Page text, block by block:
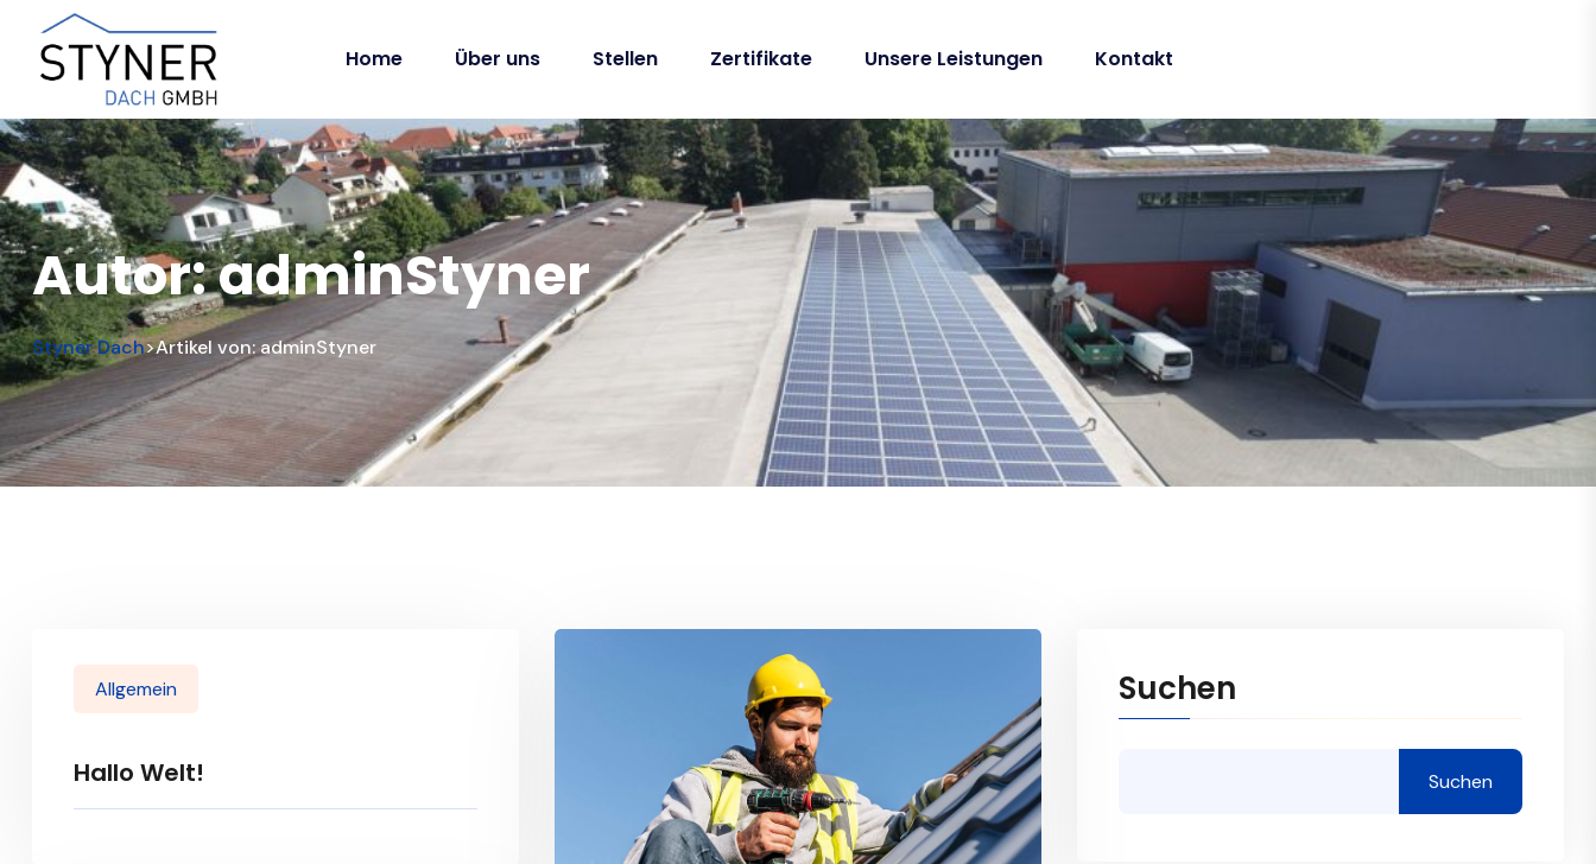
Home Über uns Stellen Zertifikate Unsere Leistungen Kontakt
Autor:adminStyner
Styner Dach>Artikel von: adminStyner
Allgemein
Hallo Welt!
Suchen
Suchen